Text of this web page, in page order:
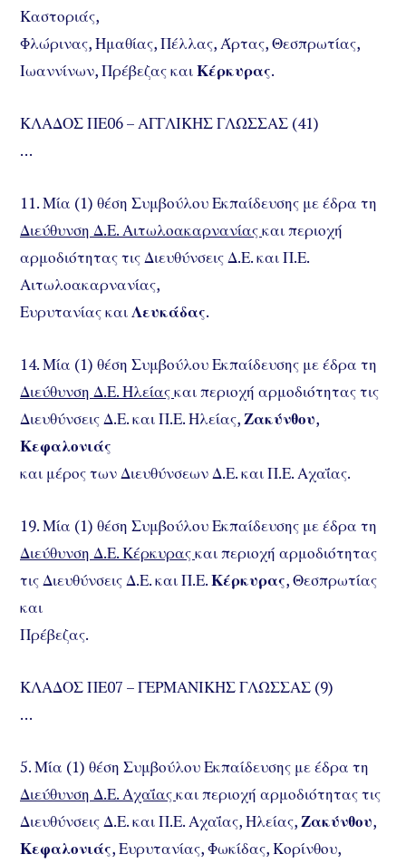
Καστοριάς,
Φλώρινας, Ημαθίας, Πέλλας, Άρτας, Θεσπρωτίας,
Ιωαννίνων, Πρέβεζας καιΚέρκυρας.
ΚΛΑΔΟΣ ΠΕ06 – ΑΓΓΛΙΚΗΣ ΓΛΩΣΣΑΣ (41)
…
11. Μία (1) θέση Συμβούλου Εκπαίδευσης με έδρα τη
Διεύθυνση Δ.Ε. Αιτωλοακαρνανίαςκαι περιοχή
αρμοδιότητας τις Διευθύνσεις Δ.Ε. και Π.Ε.
Αιτωλοακαρνανίας,
Ευρυτανίας καιΛευκάδας.
14. Μία (1) θέση Συμβούλου Εκπαίδευσης με έδρα τη
Διεύθυνση Δ.Ε. Ηλείαςκαι περιοχή αρμοδιότητας τις
Διευθύνσεις Δ.Ε. και Π.Ε. Ηλείας,Ζακύνθου,
Κεφαλονιάς
και μέρος των Διευθύνσεων Δ.Ε. και Π.Ε. Αχαΐας.
19. Μία (1) θέση Συμβούλου Εκπαίδευσης με έδρα τη
Διεύθυνση Δ.Ε. Κέρκυραςκαι περιοχή αρμοδιότητας
τις Διευθύνσεις Δ.Ε. και Π.Ε.Κέρκυρας, Θεσπρωτίας
και
Πρέβεζας.
ΚΛΑΔΟΣ ΠΕ07 – ΓΕΡΜΑΝΙΚΗΣ ΓΛΩΣΣΑΣ (9)
…
5. Μία (1) θέση Συμβούλου Εκπαίδευσης με έδρα τη
Διεύθυνση Δ.Ε. Αχαΐαςκαι περιοχή αρμοδιότητας τις
Διευθύνσεις Δ.Ε. και Π.Ε. Αχαΐας, Ηλείας,Ζακύνθου,
Κεφαλονιάς, Ευρυτανίας, Φωκίδας, Κορίνθου,